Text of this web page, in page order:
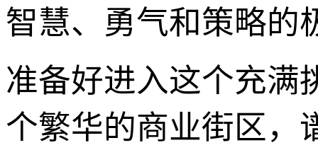
智慧、勇气和策略的
准备好进入这个充满
个繁华的商业街区，